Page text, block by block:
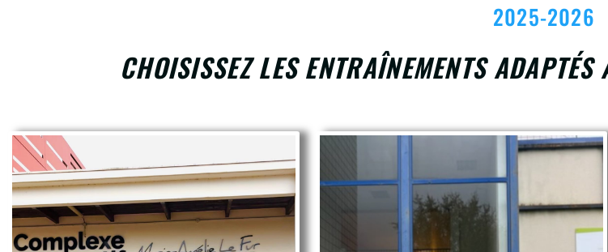
2025-2026
CHOISISSEZ LES ENTRAÎNEMENTS